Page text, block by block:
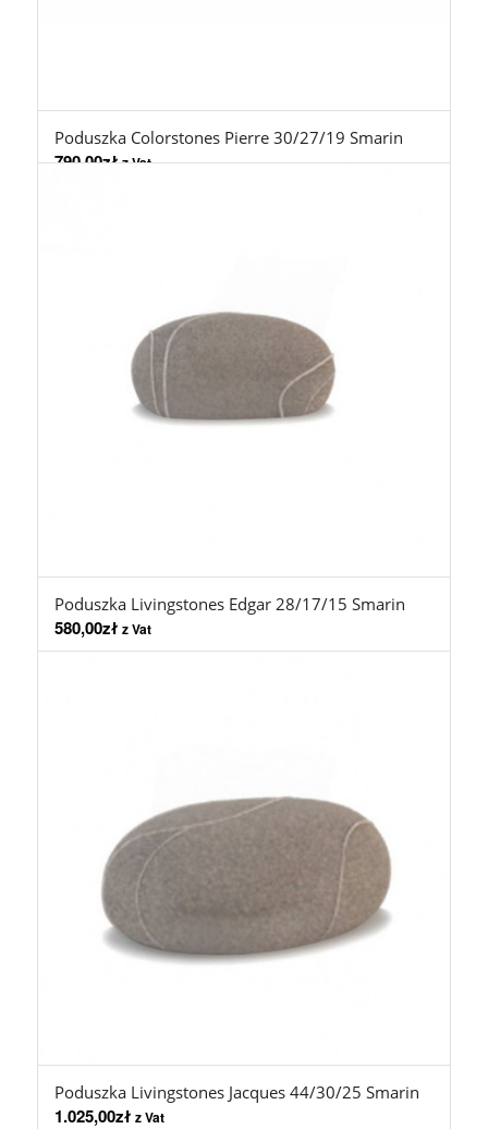
Poduszka Colorstones Pierre 30/27/19 Smarin
790,00zł z Vat
Poduszka Livingstones Edgar 28/17/15 Smarin
580,00zł z Vat
Poduszka Livingstones Jacques 44/30/25 Smarin
1.025,00zł z Vat